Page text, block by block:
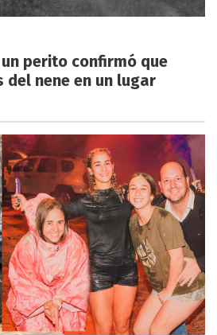
perito confirmó que
nene en un lugar